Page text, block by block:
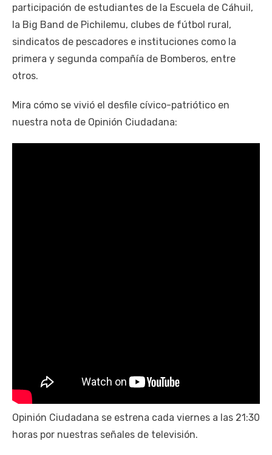
participación de estudiantes de la Escuela de Cáhuil,
la Big Band de Pichilemu, clubes de fútbol rural,
sindicatos de pescadores e instituciones como la
primera y segunda compañía de Bomberos, entre
otros.
Mira cómo se vivió el desfile cívico-patriótico en
nuestra nota de Opinión Ciudadana:
Opinión Ciudadana se estrena cada viernes a las 21:30
horas por nuestras señales de televisión.